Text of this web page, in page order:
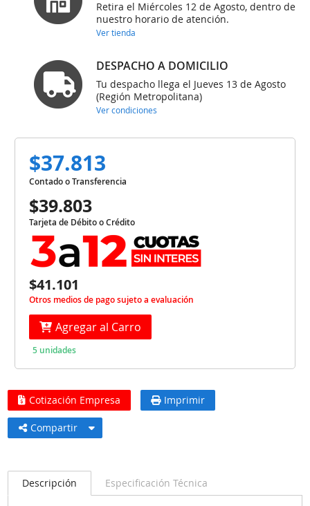
Retira el Miércoles 12 de Agosto, dentro de
nuestro horario de atención.
Ver tienda
DESPACHO A DOMICILIO
Tu despacho llega el Jueves 13 de Agosto
(Región Metropolitana)
Ver condiciones
$37.813
Contado o Transferencia
$39.803
Tarjeta de Débito o Crédito
$41.101
Otros medios de pago sujeto a evaluación
Agregar al Carro
5 unidades
Cotización Empresa Imprimir
Compartir
Descripción Especificación Técnica